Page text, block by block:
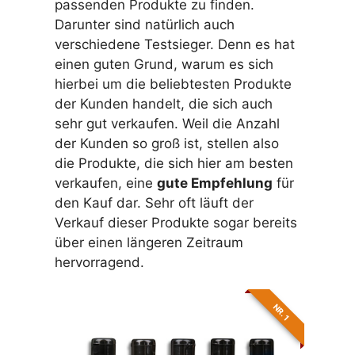
passenden Produkte zu finden.
Darunter sind natürlich auch
verschiedene Testsieger. Denn es hat
einen guten Grund, warum es sich
hierbei um die beliebtesten Produkte
der Kunden handelt, die sich auch
sehr gut verkaufen. Weil die Anzahl
der Kunden so groß ist, stellen also
die Produkte, die sich hier am besten
verkaufen, eine gute Empfehlung für
den Kauf dar. Sehr oft läuft der
Verkauf dieser Produkte sogar bereits
über einen längeren Zeitraum
hervorragend.
NR. 1